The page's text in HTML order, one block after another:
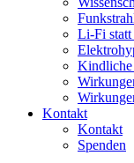
Li-Fi
Kindliche
Kontakt
Kontakt
Spenden